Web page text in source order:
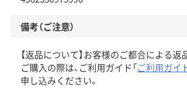
備考（ご注意）
【返品について】お客様のご都合による返
ご購入の際は、ご利用ガイド「ご利用ガイ
申し込みください。